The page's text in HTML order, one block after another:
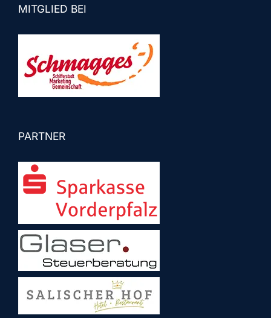
MITGLIED BEI
PARTNER